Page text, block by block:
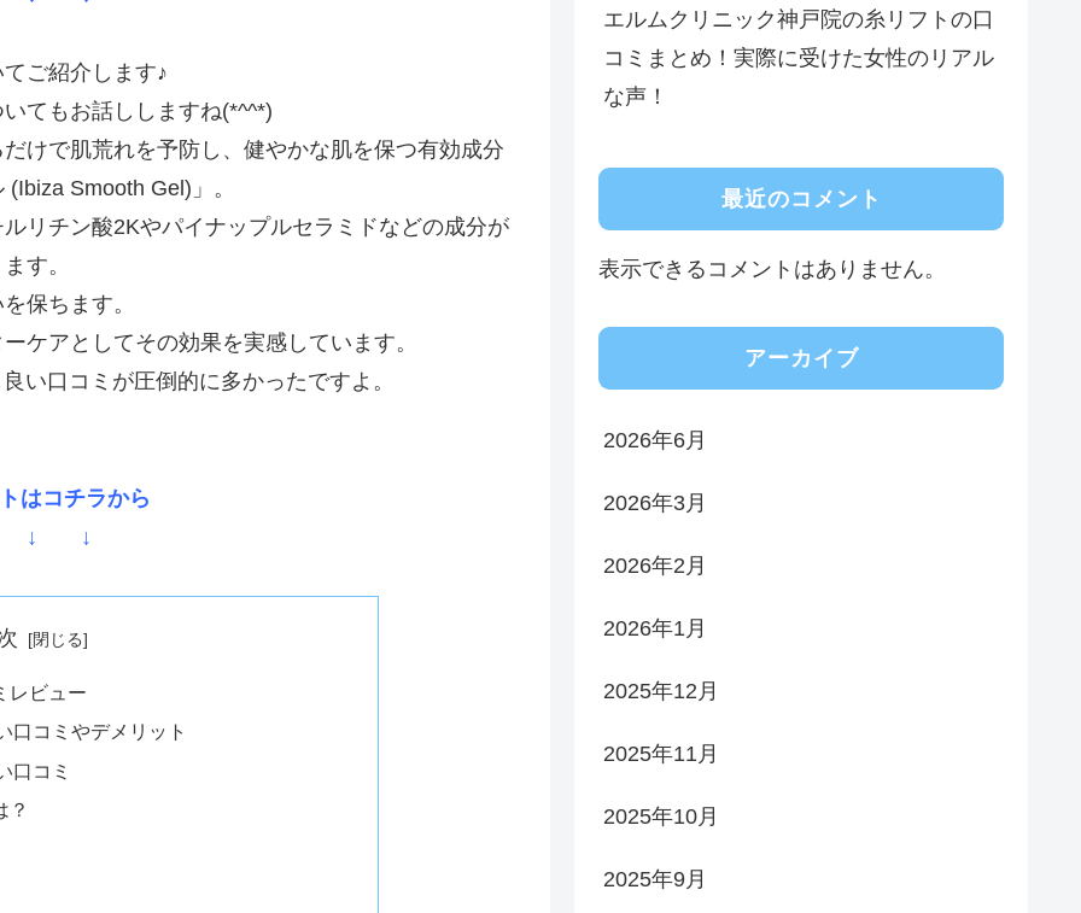
ご紹介します♪
てもお話ししますね(*^^*)
けで肌荒れを予防し、健やかな肌を保つ有効成分
Smooth Gel)」。
リチン酸2Kやパイナップルセラミドなどの成分が
す。
保ちます。
ケアとしてその効果を実感しています。
い口コミが圧倒的に多かったですよ。
はコチラから
↓ ↓
レビュー
口コミやデメリット
口コミ
？
エルムクリニック神戸院の糸リフトの口
コミまとめ！実際に受けた女性のリアル
な声！
最近のコメント
表示できるコメントはありません。
アーカイブ
2026年6月
2026年3月
2026年2月
2026年1月
2025年12月
2025年11月
2025年10月
2025年9月